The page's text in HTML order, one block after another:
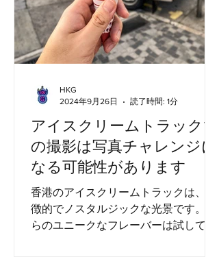
アイスクリームトラックで
の撮影は写真チャレンジに
なる可能性があります
香港のアイスクリームトラックは、象
徴的でノスタルジックな光景です。彼
らのユニークなフレーバーは試してみ
HKG
2024年9月26日
読了時間: 1分